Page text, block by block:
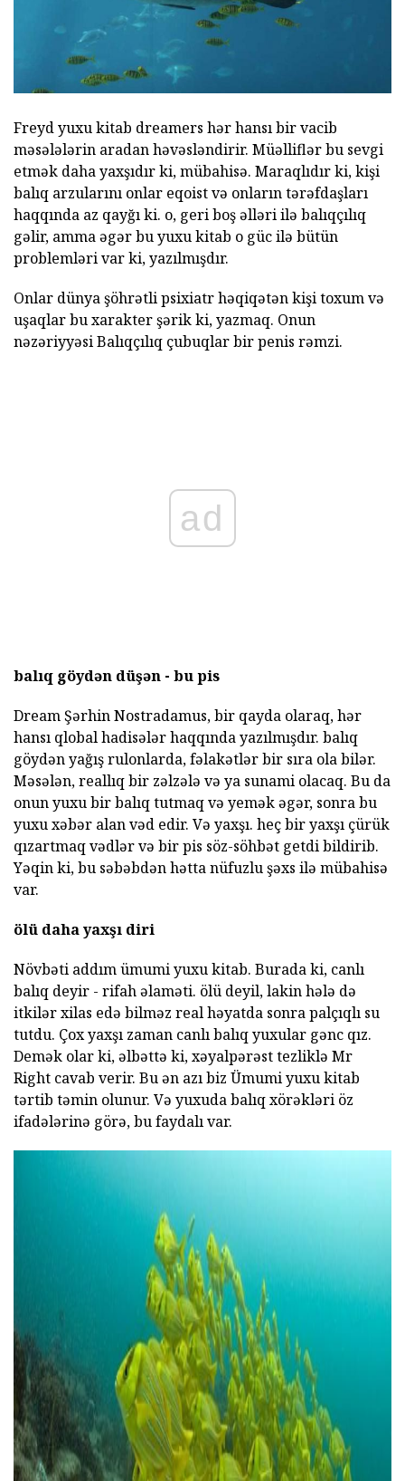
Freyd yuxu kitab dreamers hər hansı bir vacib
məsələlərin aradan həvəsləndirir. Müəlliflər bu sevgi
etmək daha yaxşıdır ki, mübahisə. Maraqlıdır ki, kişi
balıq arzularını onlar eqoist və onların tərəfdaşları
haqqında az qayğı ki. o, geri boş əlləri ilə balıqçılıq
gəlir, amma əgər bu yuxu kitab o güc ilə bütün
problemləri var ki, yazılmışdır.
Onlar dünya şöhrətli psixiatr həqiqətən kişi toxum və
uşaqlar bu xarakter şərik ki, yazmaq. Onun
nəzəriyyəsi Balıqçılıq çubuqlar bir penis rəmzi.
ad
balıq göydən düşən - bu pis
Dream Şərhin Nostradamus, bir qayda olaraq, hər
hansı qlobal hadisələr haqqında yazılmışdır. balıq
göydən yağış rulonlarda, fəlakətlər bir sıra ola bilər.
Məsələn, reallıq bir zəlzələ və ya sunami olacaq. Bu da
onun yuxu bir balıq tutmaq və yemək əgər, sonra bu
yuxu xəbər alan vəd edir. Və yaxşı. heç bir yaxşı çürük
qızartmaq vədlər və bir pis söz-söhbət getdi bildirib.
Yəqin ki, bu səbəbdən hətta nüfuzlu şəxs ilə mübahisə
var.
ölü daha yaxşı diri
Növbəti addım ümumi yuxu kitab. Burada ki, canlı
balıq deyir - rifah əlaməti. ölü deyil, lakin hələ də
itkilər xilas edə bilməz real həyatda sonra palçıqlı su
tutdu. Çox yaxşı zaman canlı balıq yuxular gənc qız.
Demək olar ki, əlbəttə ki, xəyalpərəst tezliklə Mr
Right cavab verir. Bu ən azı biz Ümumi yuxu kitab
tərtib təmin olunur. Və yuxuda balıq xörəkləri öz
ifadələrinə görə, bu faydalı var.